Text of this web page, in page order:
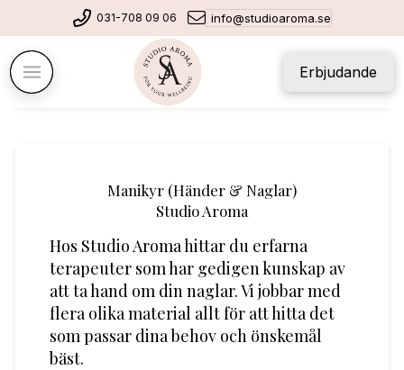
031-708 09 06 info@studioaroma.se
Erbjudande
Manikyr (Händer & Naglar)
Studio Aroma
Hos Studio Aroma hittar du erfarna
terapeuter som har gedigen kunskap av
att ta hand om din naglar. Vi jobbar med
flera olika material allt för att hitta det
som passar dina behov och önskemål
bäst.